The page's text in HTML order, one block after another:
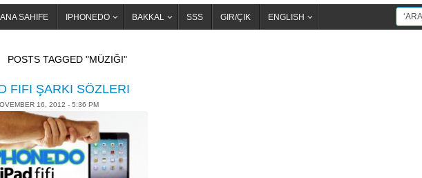
ANA SAHIFE IPHONEDO BAKKAL SSS GIR/ÇIK ENGLISH
POSTS TAGGED "MÜZIĞI"
FIFI ŞARKI SÖZLERI
16, 2012 - 5:36 PM